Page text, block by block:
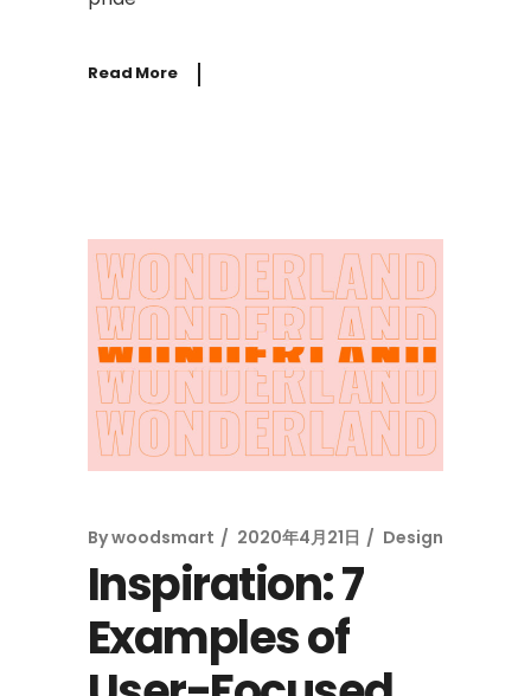
Read More
Bywoodsmart 2020年4月21日 Design
Inspiration: 7
Examples of